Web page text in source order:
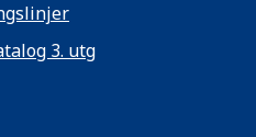
3. utg